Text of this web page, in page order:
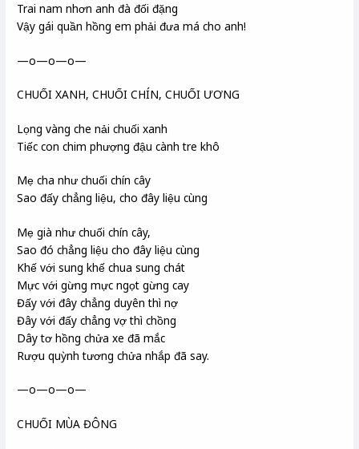
Trai nam nhơn anh đà đối đặng
Vậy gái quần hồng em phải đưa má cho anh!
—o—o—o—
CHUỐI XANH, CHUỐI CHÍN, CHUỐI ƯƠNG
Lọng vàng che nải chuối xanh
Tiếc con chim phượng đậu cành tre khô
Mẹ cha như chuối chín cây
Sao đấy chẳng liệu, cho đây liệu cùng
Mẹ già như chuối chín cây,
Sao đó chẳng liệu cho đây liệu cùng
Khế với sung khế chua sung chát
Mực với gừng mực ngọt gừng cay
Đấy với đây chẳng duyên thì nợ
Đây với đấy chẳng vợ thì chồng
Dây tơ hồng chửa xe đã mắc
Rượu quỳnh tương chửa nhắp đã say.
—o—o—o—
CHUỐI MÙA ĐÔNG